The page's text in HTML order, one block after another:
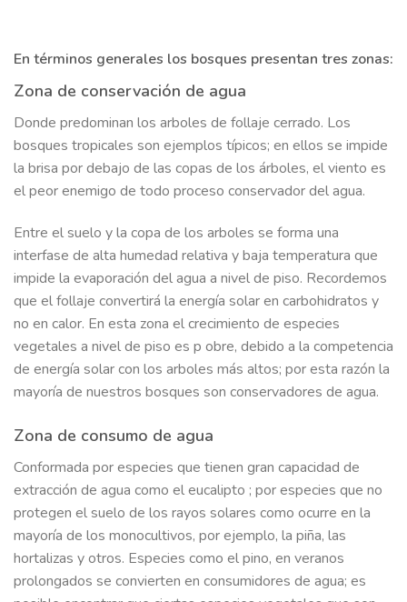
En términos generales los bosques presentan tres zonas:
Zona de conservación de agua
Donde predominan los arboles de follaje cerrado. Los
bosques tropicales son ejemplos típicos; en ellos se impide
la brisa por debajo de las copas de los árboles, el viento es
el peor enemigo de todo proceso conservador del agua.
Entre el suelo y la copa de los arboles se forma una
interfase de alta humedad relativa y baja temperatura que
impide la evaporación del agua a nivel de piso. Recordemos
que el follaje convertirá la energía solar en carbohidratos y
no en calor. En esta zona el crecimiento de especies
vegetales a nivel de piso es p obre, debido a la competencia
de energía solar con los arboles más altos; por esta razón la
mayoría de nuestros bosques son conservadores de agua.
Zona de consumo de agua
Conformada por especies que tienen gran capacidad de
extracción de agua como el eucalipto ; por especies que no
protegen el suelo de los rayos solares como ocurre en la
mayoría de los monocultivos, por ejemplo, la piña, las
hortalizas y otros. Especies como el pino, en veranos
prolongados se convierten en consumidores de agua; es